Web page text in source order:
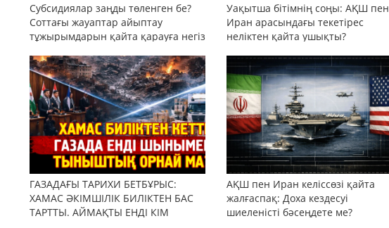
Субсидиялар заңды төленген бе?
Соттағы жауаптар айыптау
тұжырымдарын қайта қарауға негіз
Уақытша бітімнің соңы: АҚШ пен
Иран арасындағы текетірес
неліктен қайта ушықты?
ГАЗАДАҒЫ ТАРИХИ БЕТБҰРЫС:
ХАМАС ӘКІМШІЛІК БИЛІКТЕН БАС
ТАРТТЫ. АЙМАҚТЫ ЕНДІ КІМ
АҚШ пен Иран келіссөзі қайта
жалғаспақ: Доха кездесуі
шиеленісті бәсеңдете ме?